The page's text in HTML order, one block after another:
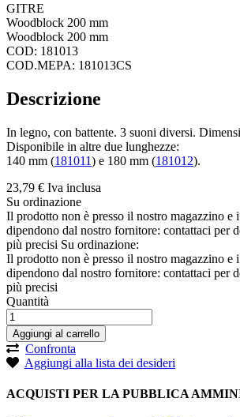
GITRE
Woodblock 200 mm
Woodblock 200 mm
COD: 181013
COD.MEPA: 181013CS
Descrizione
In legno, con battente. 3 suoni diversi.
Disponibile in altre due lunghezze:
140 mm (181011) e 180 mm (181012).
23,79 € Iva inclusa
Su ordinazione
Il prodotto non è presso il nostro magazzino e
dipendono dal nostro fornitore: contattaci per
più precisi Su ordinazione:
Il prodotto non è presso il nostro magazzino e
dipendono dal nostro fornitore: contattaci per
più precisi
Quantità
Aggiungi al carrello
Confronta
Aggiungi alla lista dei desideri
ACQUISTI PER LA PUBBLICA